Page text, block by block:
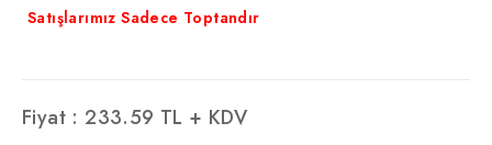
Satışlarımız Sadece Toptandır
Fiyat :233.59 TL + KDV